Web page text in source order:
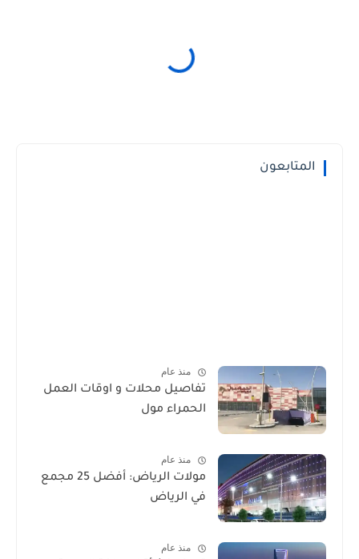
المتابعون
منذ عام
تفاصيل محلات و اوقات العمل
الحمراء مول
منذ عام
مولات الرياض: أفضل 25 مجمع
في الرياض
منذ عام